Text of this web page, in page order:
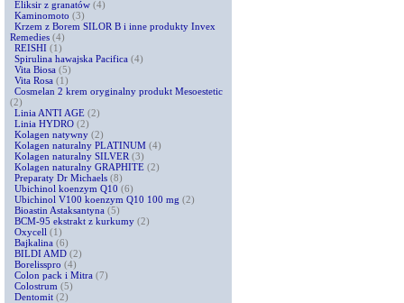
Eliksir z granatów (4)
Kaminomoto (3)
Krzem z Borem SILOR B i inne produkty Invex
Remedies (4)
REISHI (1)
Spirulina hawajska Pacifica (4)
Vita Biosa (5)
Vita Rosa (1)
Cosmelan 2 krem oryginalny produkt Mesoestetic
(2)
Linia ANTI AGE (2)
Linia HYDRO (2)
Kolagen natywny (2)
Kolagen naturalny PLATINUM (4)
Kolagen naturalny SILVER (3)
Kolagen naturalny GRAPHITE (2)
Preparaty Dr Michaels (8)
Ubichinol koenzym Q10 (6)
Ubichinol V100 koenzym Q10 100 mg (2)
Bioastin Astaksantyna (5)
BCM-95 ekstrakt z kurkumy (2)
Oxycell (1)
Bajkalina (6)
BILDI AMD (2)
Borelisspro (4)
Colon pack i Mitra (7)
Colostrum (5)
Dentomit (2)